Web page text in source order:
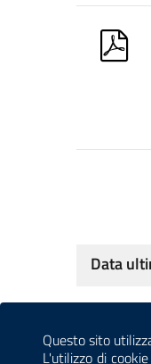
Questo sito
L'utilizzo di
Data
CONTATTI